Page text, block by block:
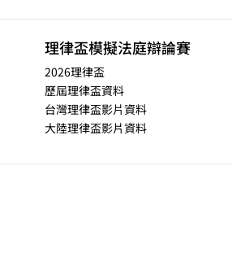
理律盃模擬法庭辯論賽
2026理律盃
歷屆理律盃資料
台灣理律盃影片資料
大陸理律盃影片資料